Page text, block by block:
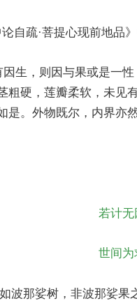
自疏·菩提心现前地品》
生，则因与果或是一
粗硬，莲瓣柔软，未见
是。外物既尔，内界亦
若计无
世间为
波那娑树，非波那娑